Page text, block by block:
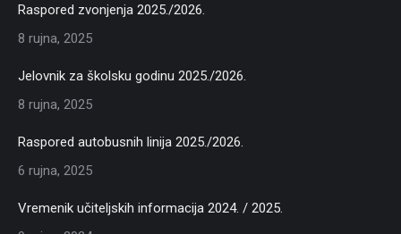
Raspored zvonjenja 2025./2026.
8 rujna, 2025
Jelovnik za školsku godinu 2025./2026.
8 rujna, 2025
Raspored autobusnih linija 2025./2026.
6 rujna, 2025
Vremenik učiteljskih informacija 2024. / 2025.